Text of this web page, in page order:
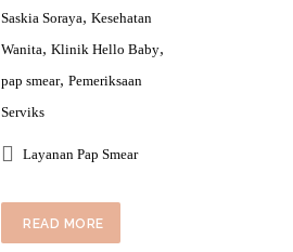
Saskia Soraya, Kesehatan
Wanita, Klinik Hello Baby,
pap smear, Pemeriksaan
Serviks
Layanan Pap Smear
READ MORE